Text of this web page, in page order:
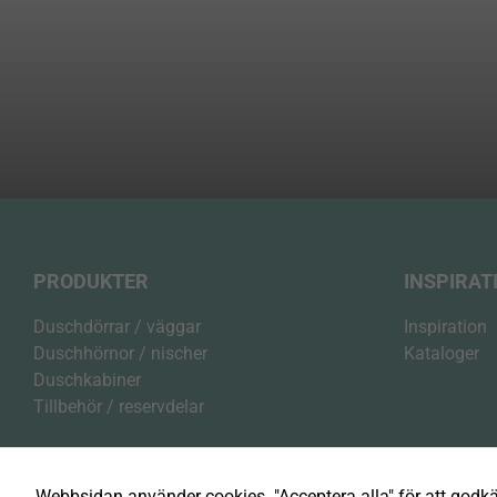
PRODUKTER
Duschdörrar / väggar
Duschhörnor / nischer
Duschkabiner
Tillbehör / reservdelar
Inspiration
Kataloger